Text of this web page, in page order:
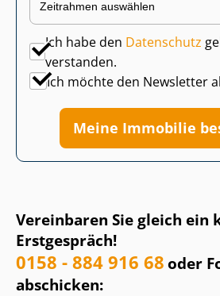
Vereinbaren Sie gleich ein
Erstgespräch!
0158 - 884 916 68oder
abschicken:
Ich habe den Datenschutz
verstanden.
Ich möchte den Newsletter
Meine Immobilie